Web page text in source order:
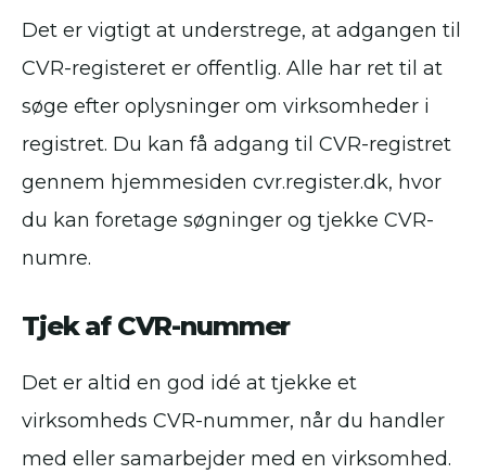
Det er vigtigt at understrege, at adgangen til
CVR-registeret er offentlig. Alle har ret til at
søge efter oplysninger om virksomheder i
registret. Du kan få adgang til CVR-registret
gennem hjemmesiden cvr.register.dk, hvor
du kan foretage søgninger og tjekke CVR-
numre.
Tjek af CVR-nummer
Det er altid en god idé at tjekke et
virksomheds CVR-nummer, når du handler
med eller samarbejder med en virksomhed.